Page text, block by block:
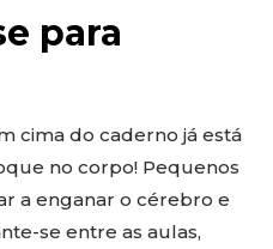
para
cima do caderno já está
no corpo! Pequenos
a enganar o cérebro e
se entre as aulas,